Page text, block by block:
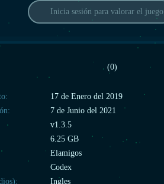
Inicia sesión para valorar el juego
(0)
17 de Enero del 2019
7 de Junio del 2021
v1.3.5
6.25 GB
Elamigos
Codex
Ingles